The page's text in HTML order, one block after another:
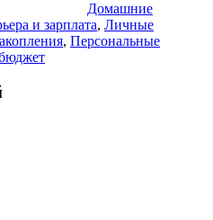
Домашние
и зарплата, Личные
, Персональные